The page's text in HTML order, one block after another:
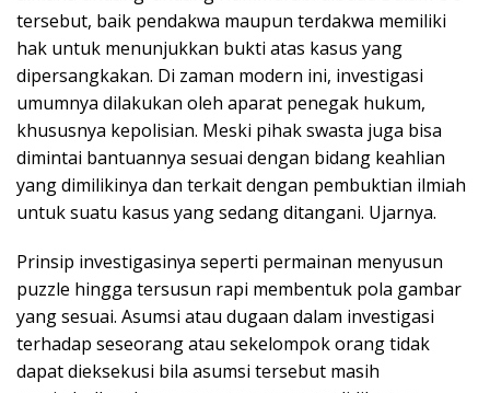
tersebut, baik pendakwa maupun terdakwa memiliki
hak untuk menunjukkan bukti atas kasus yang
dipersangkakan. Di zaman modern ini, investigasi
umumnya dilakukan oleh aparat penegak hukum,
khususnya kepolisian. Meski pihak swasta juga bisa
dimintai bantuannya sesuai dengan bidang keahlian
yang dimilikinya dan terkait dengan pembuktian ilmiah
untuk suatu kasus yang sedang ditangani. Ujarnya.
Prinsip investigasinya seperti permainan menyusun
puzzle hingga tersusun rapi membentuk pola gambar
yang sesuai. Asumsi atau dugaan dalam investigasi
terhadap seseorang atau sekelompok orang tidak
dapat dieksekusi bila asumsi tersebut masih